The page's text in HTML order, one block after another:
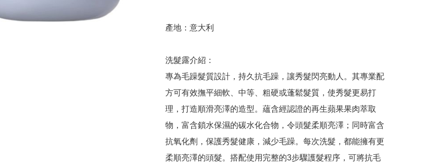
產地：意大利
洗髮露介紹：
專為毛躁髮質設計，持久抗毛躁，讓秀髮閃亮動人。其專業配
方可有效撫平細軟、中等、粗硬或蓬鬆髮質，使秀髮更易打
理，打造順滑亮澤的造型。蘊含經認證的再生蘋果果肉萃取
物，富含鎖水保濕的碳水化合物，令頭髮柔順亮澤；同時富含
抗氧化劑，保護秀髮健康，減少毛躁。每次洗髮，都能擁有更
柔順亮澤的頭髮。搭配使用完整的3步驟護髮程序，可將抗毛